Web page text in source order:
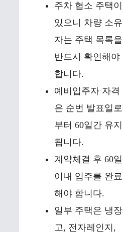
주차 협소 주택이
있으니 차량 소유
자는 주택 목록을
반드시 확인해야
합니다.
예비입주자 자격
은 순번 발표일로
부터 60일간 유지
됩니다.
계약체결 후 60일
이내 입주를 완료
해야 합니다.
일부 주택은 냉장
고, 전자레인지,